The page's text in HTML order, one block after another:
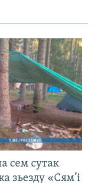
сем сутак
зьезду «Сям’і